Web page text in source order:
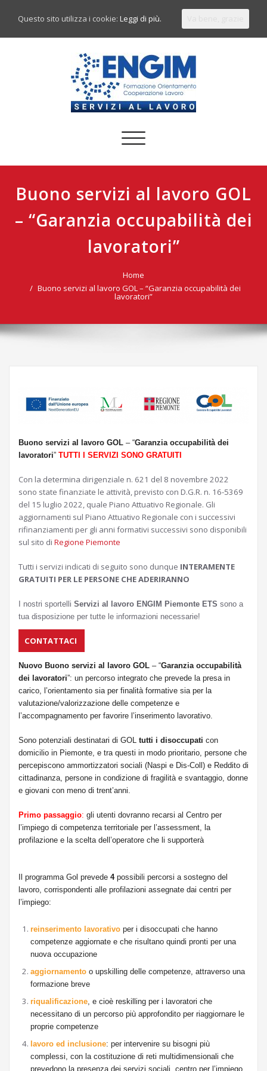
Commuta
Buono servizi al lavoro GOL
– “Garanzia occupabilità dei
lavoratori”
Home
Buono servizi al lavoro GOL – “Garanzia occupabilità dei
lavoratori”
Buono servizi al lavoro GOL – “Garanzia occupabilità dei
lavoratori” TUTTI I SERVIZI SONO GRATUITI
Con la determina dirigenziale n. 621 del 8 novembre 2022
sono state finanziate le attività, previsto con D.G.R. n. 16-5369
del 15 luglio 2022, quale Piano Attuativo Regionale. Gli
aggiornamenti sul Piano Attuativo Regionale con i successivi
rifinanziamenti per gli anni formativi successivi sono disponibili
sul sito di Regione Piemonte
Tutti i servizi indicati di seguito sono dunque INTERAMENTE
GRATUITI PER LE PERSONE CHE ADERIRANNO
I nostri sportelli Servizi al lavoro ENGIM Piemonte ETS sono a
tua disposizione per tutte le informazioni necessarie!
CONTATTACI
Nuovo Buono servizi al lavoro GOL – “Garanzia occupabilità
dei lavoratori”: un percorso integrato che prevede la presa in
carico, l’orientamento sia per finalità formative sia per la
valutazione/valorizzazione delle competenze e
l’accompagnamento per favorire l’inserimento lavorativo.
Sono potenziali destinatari di GOL tutti i disoccupati con
domicilio in Piemonte, e tra questi in modo prioritario, persone che
percepiscono ammortizzatori sociali (Naspi e Dis-Coll) e Reddito di
cittadinanza, persone in condizione di fragilità e svantaggio, donne
e giovani con meno di trent’anni.
Primo passaggio: gli utenti dovranno recarsi al Centro per
l’impiego di competenza territoriale per l’assessment, la
profilazione e la scelta dell’operatore che li supporterà
Il programma Gol prevede 4possibili percorsi a sostegno del
lavoro, corrispondenti alle profilazioni assegnate dai centri per
l’impiego:
reinserimento lavorativo per i disoccupati che hanno
competenze aggiornate e che risultano quindi pronti per una
nuova occupazione
aggiornamento o upskilling delle competenze, attraverso una
formazione breve
riqualificazione , e cioè reskilling per i lavoratori che
necessitano di un percorso più approfondito per riaggiornare le
proprie competenze
lavoro ed inclusione: per intervenire su bisogni più
complessi, con la costituzione di reti multidimensionali che
prevedono la presenza dei servizi sociali, centro per l’impiego,
Questo sito utilizza i cookie:Leggi di più.